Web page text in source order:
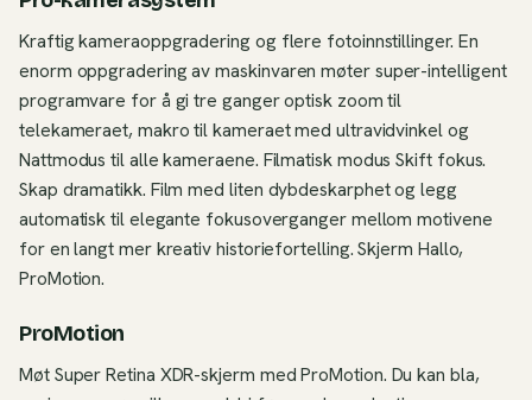
Kraftig kameraoppgradering og flere fotoinnstillinger. En
enorm oppgradering av maskinvaren møter super-intelligent
programvare for å gi tre ganger optisk zoom til
telekameraet, makro til kameraet med ultravidvinkel og
Nattmodus til alle kameraene. Filmatisk modus Skift fokus.
Skap dramatikk. Film med liten dybdeskarphet og legg
automatisk til elegante fokusoverganger mellom motivene
for en langt mer kreativ historiefortelling. Skjerm Hallo,
ProMotion.
ProMotion
Møt Super Retina XDR-skjerm med ProMotion. Du kan bla,